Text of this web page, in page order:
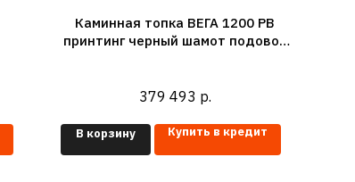
Каминная топка ВЕГА 1200 PB
принтинг черный шамот подовое
379 493 р.
В корзину Купить в кредит